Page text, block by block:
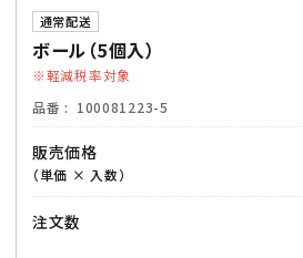
通常配送
ボール（5個入）
軽減税率対象
品番
100081223-5
販売価格
（単価 × 入数）
注文数